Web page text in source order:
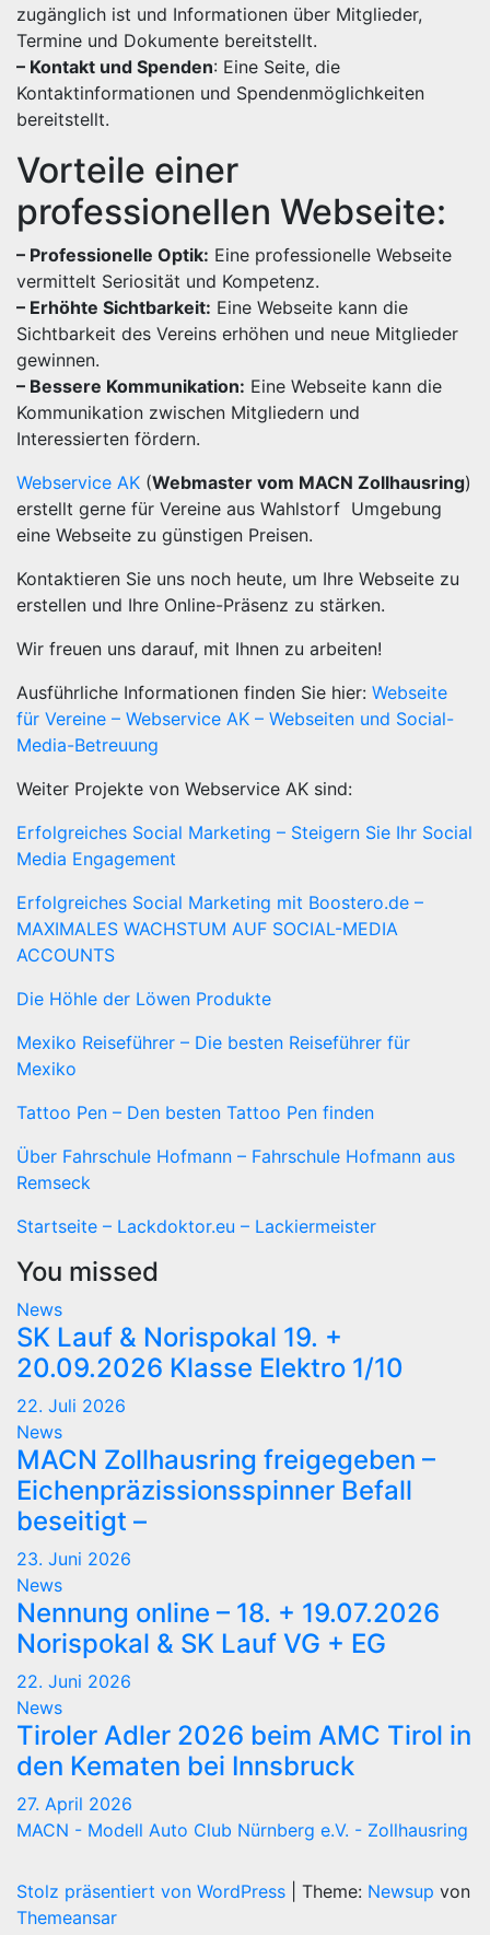
zugänglich ist und Informationen über Mitglieder,
Termine und Dokumente bereitstellt.
– Kontakt und Spenden: Eine Seite, die
Kontaktinformationen und Spendenmöglichkeiten
bereitstellt.
Vorteile einer
professionellen Webseite:
– Professionelle Optik: Eine professionelle Webseite
vermittelt Seriosität und Kompetenz.
– Erhöhte Sichtbarkeit: Eine Webseite kann die
Sichtbarkeit des Vereins erhöhen und neue Mitglieder
gewinnen.
– Bessere Kommunikation: Eine Webseite kann die
Kommunikation zwischen Mitgliedern und
Interessierten fördern.
Webservice AK (Webmaster vom MACN Zollhausring)
erstellt gerne für Vereine aus Wahlstorf Umgebung
eine Webseite zu günstigen Preisen.
Kontaktieren Sie uns noch heute, um Ihre Webseite zu
erstellen und Ihre Online-Präsenz zu stärken.
Wir freuen uns darauf, mit Ihnen zu arbeiten!
Ausführliche Informationen finden Sie hier: Webseite
für Vereine – Webservice AK – Webseiten und Social-
Media-Betreuung
Weiter Projekte von Webservice AK sind:
Erfolgreiches Social Marketing – Steigern Sie Ihr Social
Media Engagement
Erfolgreiches Social Marketing mit Boostero.de –
MAXIMALES WACHSTUM AUF SOCIAL-MEDIA
ACCOUNTS
Die Höhle der Löwen Produkte
Mexiko Reiseführer – Die besten Reiseführer für
Mexiko
Tattoo Pen – Den besten Tattoo Pen finden
Über Fahrschule Hofmann – Fahrschule Hofmann aus
Remseck
Startseite – Lackdoktor.eu – Lackiermeister
You missed
News
SK Lauf & Norispokal 19. +
20.09.2026 Klasse Elektro 1/10
22. Juli 2026
News
MACN Zollhausring freigegeben –
Eichenpräzissionsspinner Befall
beseitigt –
23. Juni 2026
News
Nennung online – 18. + 19.07.2026
Norispokal & SK Lauf VG + EG
22. Juni 2026
News
Tiroler Adler 2026 beim AMC Tirol in
den Kematen bei Innsbruck
27. April 2026
MACN - Modell Auto Club Nürnberg e.V. - Zollhausring
Stolz präsentiert von WordPress Theme: Newsup von
Themeansar